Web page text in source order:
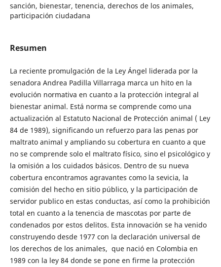
sanción, bienestar, tenencia, derechos de los animales,
participación ciudadana
Resumen
La reciente promulgación de la Ley Ángel liderada por la
senadora Andrea Padilla Villarraga marca un hito en la
evolución normativa en cuanto a la protección integral al
bienestar animal. Está norma se comprende como una
actualización al Estatuto Nacional de Protección animal ( Ley
84 de 1989), significando un refuerzo para las penas por
maltrato animal y ampliando su cobertura en cuanto a que
no se comprende solo el maltrato físico, sino el psicológico y
la omisión a los cuidados básicos. Dentro de su nueva
cobertura encontramos agravantes como la sevicia, la
comisión del hecho en sitio público, y la participación de
servidor publico en estas conductas, así como la prohibición
total en cuanto a la tenencia de mascotas por parte de
condenados por estos delitos. Esta innovación se ha venido
construyendo desde 1977 con la declaración universal de
los derechos de los animales, que nació en Colombia en
1989 con la ley 84 donde se pone en firme la protección